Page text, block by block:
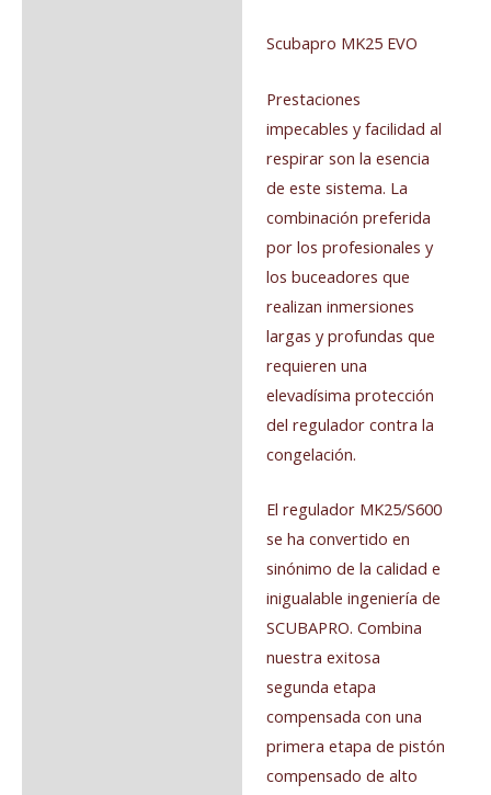
Scubapro MK25 EVO
Prestaciones
impecables y facilidad al
respirar son la esencia
de este sistema. La
combinación preferida
por los profesionales y
los buceadores que
realizan inmersiones
largas y profundas que
requieren una
elevadísima protección
del regulador contra la
congelación.
El regulador MK25/S600
se ha convertido en
sinónimo de la calidad e
inigualable ingeniería de
SCUBAPRO. Combina
nuestra exitosa
segunda etapa
compensada con una
primera etapa de pistón
compensado de alto